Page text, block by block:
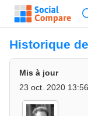
Historique de
Mis à jour
23 oct. 2020